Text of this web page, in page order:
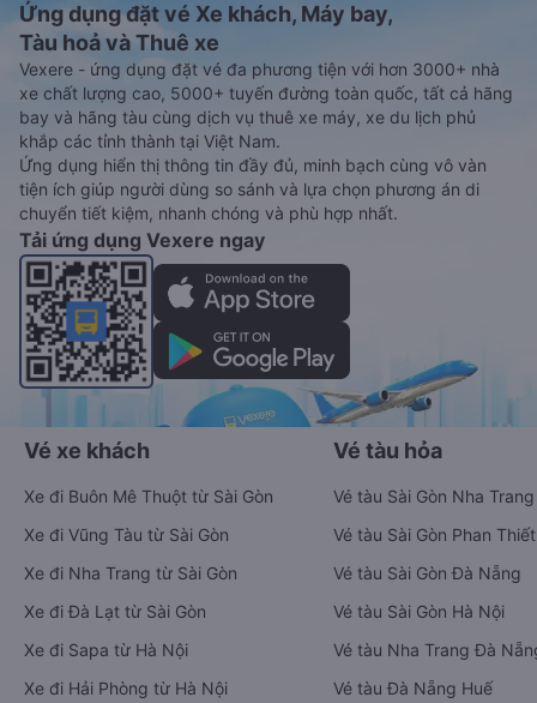
Ứng dụng đặt vé Xe khách, Máy bay,
Tàu hoả và Thuê xe
Vexere - ứng dụng đặt vé đa phương tiện với hơn 3000+ nhà
xe chất lượng cao, 5000+ tuyến đường toàn quốc, tất cả hãng
bay và hãng tàu cùng dịch vụ thuê xe máy, xe du lịch phủ
khắp các tỉnh thành tại Việt Nam.
Ứng dụng hiển thị thông tin đầy đủ, minh bạch cùng vô vàn
tiện ích giúp người dùng so sánh và lựa chọn phương án di
chuyển tiết kiệm, nhanh chóng và phù hợp nhất.
Tải ứng dụng Vexere ngay
Vé xe khách
Xe đi Buôn Mê Thuột từ Sài Gòn
Xe đi Vũng Tàu từ Sài Gòn
Xe đi Nha Trang từ Sài Gòn
Xe đi Đà Lạt từ Sài Gòn
Xe đi Sapa từ Hà Nội
Xe đi Hải Phòng từ Hà Nội
Vé tàu hỏa
Vé tàu Sài Gòn Nha Trang
Vé tàu Sài Gòn Phan Thiết
Vé tàu Sài Gòn Đà Nẵng
Vé tàu Sài Gòn Hà Nội
Vé tàu Nha Trang Đà
Vé tàu Đà Nẵng Huế